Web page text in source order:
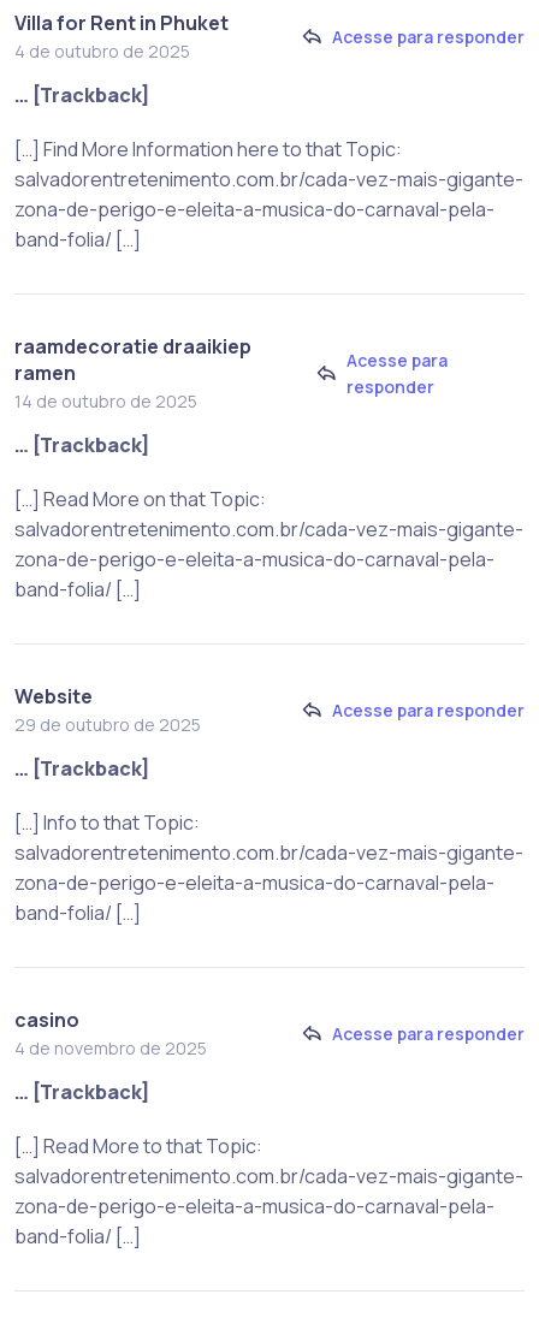
Villa for Rent in Phuket
4 de outubro de 2025
Acesse para responder
… [Trackback]
[…] Find More Information here to that Topic:
salvadorentretenimento.com.br/cada-vez-mais-gigante-
zona-de-perigo-e-eleita-a-musica-do-carnaval-pela-
band-folia/ […]
raamdecoratie draaikiep
ramen
14 de outubro de 2025
Acesse para
responder
… [Trackback]
[…] Read More on that Topic:
salvadorentretenimento.com.br/cada-vez-mais-gigante-
zona-de-perigo-e-eleita-a-musica-do-carnaval-pela-
band-folia/ […]
Website
29 de outubro de 2025
Acesse para responder
… [Trackback]
[…] Info to that Topic:
salvadorentretenimento.com.br/cada-vez-mais-gigante-
zona-de-perigo-e-eleita-a-musica-do-carnaval-pela-
band-folia/ […]
casino
4 de novembro de 2025
Acesse para responder
… [Trackback]
[…] Read More to that Topic:
salvadorentretenimento.com.br/cada-vez-mais-gigante-
zona-de-perigo-e-eleita-a-musica-do-carnaval-pela-
band-folia/ […]